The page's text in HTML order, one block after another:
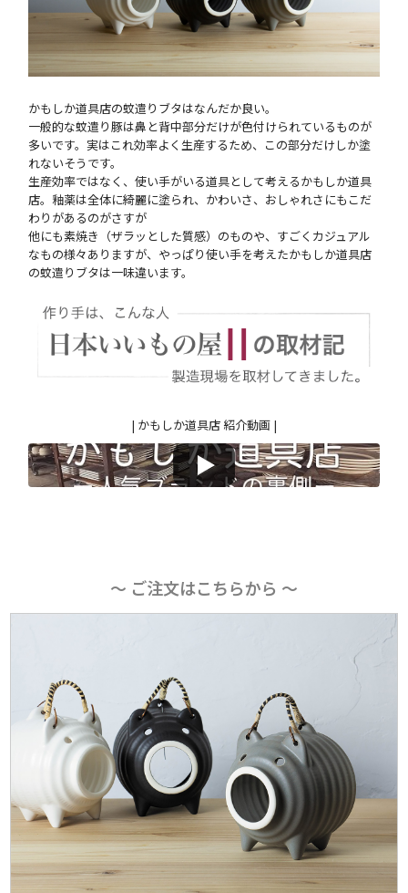
かもしか道具店の蚊遣りブタはなんだか良い。
一般的な蚊遣り豚は鼻と背中部分だけが色付けられているものが
多いです。実はこれ効率よく生産するため、この部分だけしか塗
れないそうです。
生産効率ではなく、使い手がいる道具として考えるかもしか道具
店。釉薬は全体に綺麗に塗られ、かわいさ、おしゃれさにもこだ
わりがあるのがさすが
他にも素焼き（ザラッとした質感）のものや、すごくカジュアル
なもの様々ありますが、やっぱり使い手を考えたかもしか道具店
の蚊遣りブタは一味違います。
| かもしか道具店 紹介動画 |
〜 ご注文はこちらから 〜